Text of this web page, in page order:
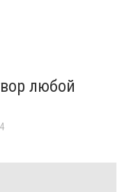
любой